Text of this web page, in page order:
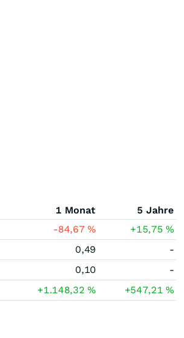
1 Monat
5 Jahre
-84,67% +15,75%
0,49
-
0,10
-
+1.148,32% +547,21%